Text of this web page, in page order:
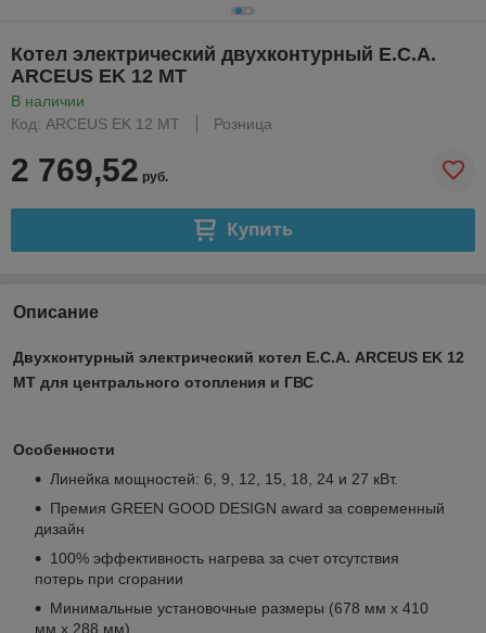
Котел электрический двухконтурный E.C.A.
ARCEUS EK 12 MT
В наличии
Код: ARCEUS EK 12 MT
Розница
2 769,52 руб.
Купить
Описание
Двухконтурный электрический котел E.C.A. ARCEUS EK 12
MT для центрального отопления и ГВС
Особенности
Линейка мощностей: 6, 9, 12, 15, 18, 24 и 27 кВт.
Премия GREEN GOOD DESIGN award за современный
дизайн
100% эффективность нагрева за счет отсутствия
потерь при сгорании
Минимальные установочные размеры (678 мм х 410
мм х 288 мм)